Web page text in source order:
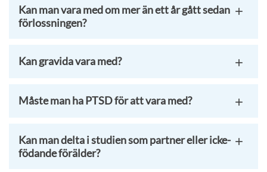
Kan man vara med om mer än ett år gått sedan
förlossningen?
Kan gravida vara med?
Måste man ha PTSD för att vara med?
Kan man delta i studien som partner eller icke-
födande förälder?